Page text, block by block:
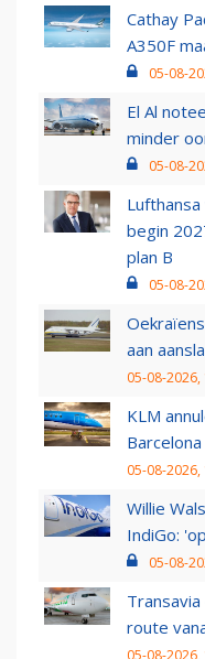
Cathay
A350F
05-08-
El Al
minder
05-08-
begin
plan B
05-08-
aan
05-08-2026,
KLM
05-08-2026,
Willie
IndiGo:
05-08-
route
05-08-2026,